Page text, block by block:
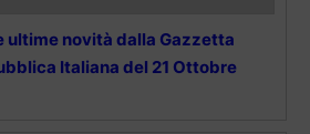
ultime novità dalla Gazzetta
Italiana del 21 Ottobre